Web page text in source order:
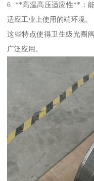
6. **高温高压适应性**：
适应工业上使用的端环境。
这些特点使得卫生级光圈
广泛应用。